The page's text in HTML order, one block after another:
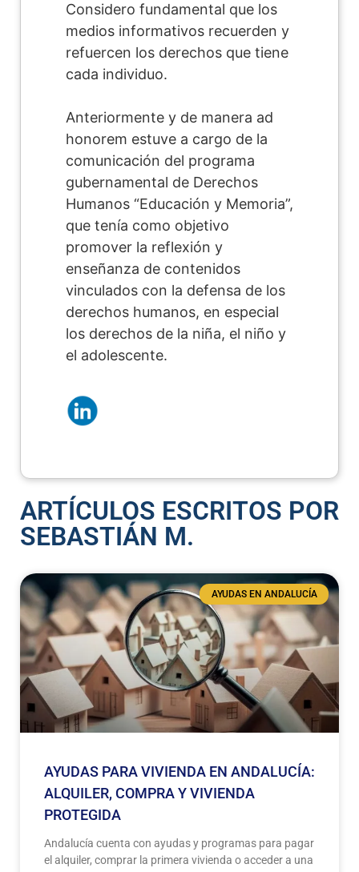
Considero fundamental que los
medios informativos recuerden y
refuercen los derechos que tiene
cada individuo.
Anteriormente y de manera ad
honorem estuve a cargo de la
comunicación del programa
gubernamental de Derechos
Humanos “Educación y Memoria”,
que tenía como objetivo
promover la reflexión y
enseñanza de contenidos
vinculados con la defensa de los
derechos humanos, en especial
los derechos de la niña, el niño y
el adolescente.
ARTÍCULOS ESCRITOS POR
SEBASTIÁN M.
AYUDAS EN ANDALUCÍA
AYUDAS PARA VIVIENDA EN ANDALUCÍA:
ALQUILER, COMPRA Y VIVIENDA
PROTEGIDA
Andalucía cuenta con ayudas y programas para pagar
el alquiler, comprar la primera vivienda o acceder a una